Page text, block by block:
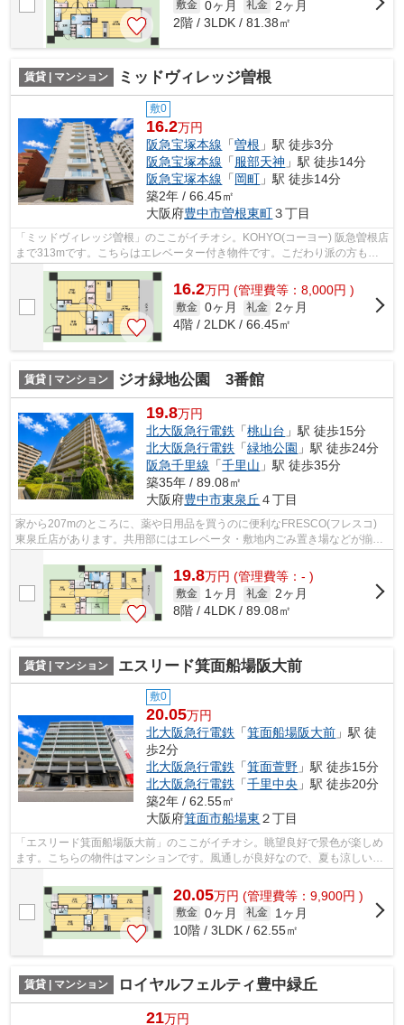
敷金 0ヶ月 礼金
2ヶ月
2階 / 3LDK / 81.38㎡
賃貸 | マンション ミッドヴィレッジ曽根
敷0
16.2万円
阪急宝塚本線 「曽根 」駅 徒歩3分
阪急宝塚本線 「服部天神 」駅 徒歩14分
阪急宝塚本線 「岡町 」駅 徒歩14分
築2年 / 66.45㎡
大阪府豊中市曽根東町３丁目
「ミッドヴィレッジ曽根」のここがイチオシ。KOHYO(コーヨー) 阪急曽根店
まで313mです。こちらはエレベーター付き物件です。こだわり派の方も満
足度の高いデザイナーズマンションです...
16.2万円 (管理費等：8,000円 )
敷金 0ヶ月 礼金 2ヶ月
4階 / 2LDK / 66.45㎡
賃貸 | マンション ジオ緑地公園 3番館
19.8万円
北大阪急行電鉄 「桃山台 」駅 徒歩15分
北大阪急行電鉄 「緑地公園 」駅 徒歩24分
阪急千里線 「千里山 」駅 徒歩35分
築35年 / 89.08㎡
大阪府豊中市東泉丘 ４丁目
家から207mのところに、薬や日用品を買うのに便利なFRESCO(フレスコ)
東泉丘店があります。共用部にはエレベータ・敷地内ごみ置き場などが揃っ
ております。地上12階建てでニーズの高い...
19.8万円 (管理費等：- )
敷金 1ヶ月 礼金
2ヶ月
8階 / 4LDK / 89.08㎡
賃貸 | マンション エスリード箕面船場阪大前
敷0
20.05万円
北大阪急行電鉄 「箕面船場阪大前 」駅 徒
歩2分
北大阪急行電鉄 「箕面萱野 」駅 徒歩15分
北大阪急行電鉄 「千里中央 」駅 徒歩20分
築2年 / 62.55㎡
大阪府箕面市船場東 ２丁目
「エスリード箕面船場阪大前」のここがイチオシ。眺望良好で景色が楽しめ
ます。こちらの物件はマンションです。風通しが良好なので、夏も涼しい風
20.05万円 (管理費等：9,900円 )
敷金 0ヶ月 礼金
1ヶ月
10階 / 3LDK / 62.55㎡
賃貸 | マンション ロイヤルフェルティ豊中緑丘
21万円